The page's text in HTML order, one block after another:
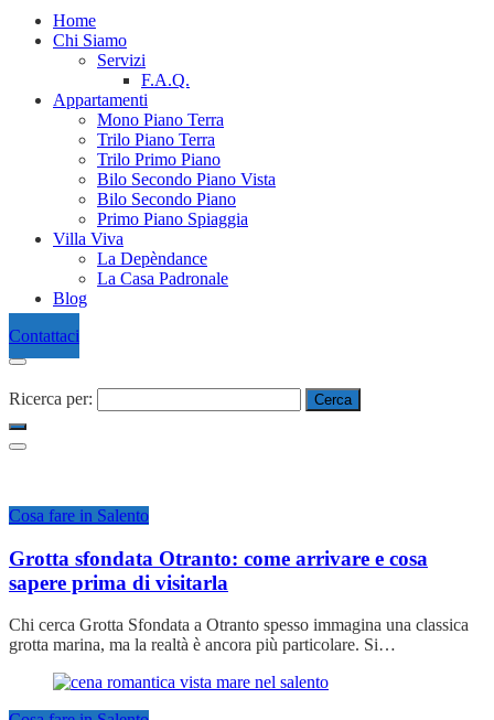
Home
Chi Siamo
Servizi
F.A.Q.
Appartamenti
Mono Piano Terra
Trilo Piano Terra
Trilo Primo Piano
Bilo Secondo Piano Vista
Bilo Secondo Piano
Primo Piano Spiaggia
Villa Viva
La Depèndance
La Casa Padronale
Blog
Contattaci
Ricerca per:
Cosa fare in Salento
Grotta sfondata Otranto: come arrivare e cosa
sapere prima di visitarla
Chi cerca Grotta Sfondata a Otranto spesso immagina una classica
grotta marina, ma la realtà è ancora più particolare. Si…